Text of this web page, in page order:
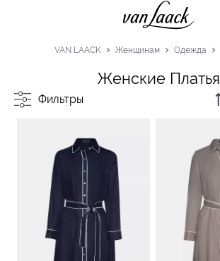
VAN LAACK Женщинам Одежда
Женские Платья
Фильтры